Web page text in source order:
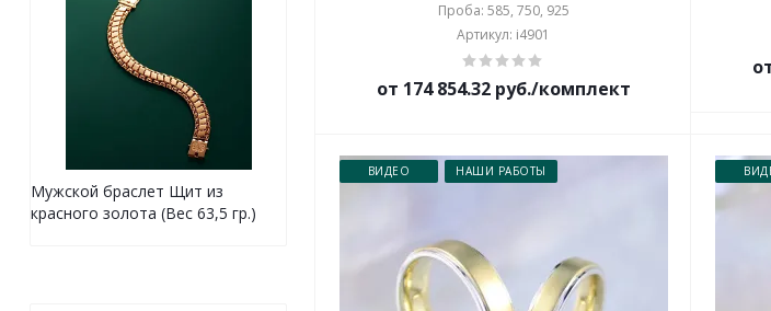
Проба: 585, 750, 925
Артикул: i4901
от 174 854.32 руб./комплект
ВИДЕО НАШИ РАБОТЫ
Мужской браслет Щит из
красного золота (Вес 63,5 гр.)